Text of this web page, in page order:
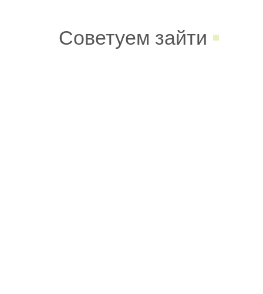
Советуем зайти